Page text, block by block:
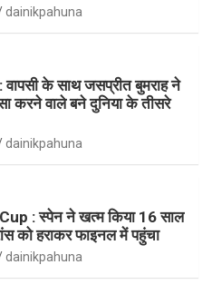
dainikpahuna
के साथ जसप्रीत बुमराह ने
करने वाले बने दुनिया के तीसरे
dainikpahuna
: स्पेन ने खत्म किया 16 साल
को हराकर फाइनल में पहुंचा
dainikpahuna